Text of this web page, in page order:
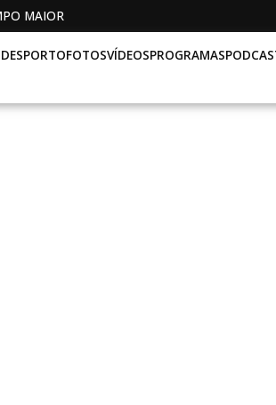
MAIOR
DESPORTOFOTOSVÍDEOSPROGRAMAS